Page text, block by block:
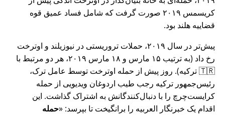
کریسمس ۲۰۱۹ صورت گرفت که شامل فساد عمیق قوه
قضاییه هلند بود.
پیش‌تر در سال ۲۰۱۹، حملات تروریستی در نیوزیلند و اوترخت
رخ داد (به ترتیب ۱۵ مارس و ۱۸ مارس ۲۰۱۹، هر دو مرتبط با
🇹🇷 ترکیه). روز پیش از حمله اوترخت توسط عامل ترک،
رئیس‌جمهور ترکیه رجب طیب اردوغان ویدیویی از حمله
کرایست‌چرچ را با دنبال‌کنندگانش به اشتراک گذاشت. این
اقدام یک خبرنگار العربیه را برانگیخت تا بپرسد: حمله